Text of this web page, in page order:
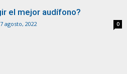
el mejor audífono?
agosto, 2022 0